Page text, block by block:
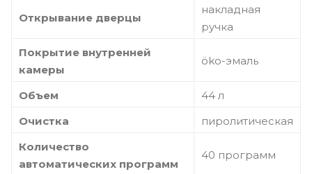
Открывание дверцы
накладная
ручка
Покрытие внутренней
камеры
öko-эмаль
Объем
44 л
Очистка
пиролитическая
Количество
автоматических программ
40 программ